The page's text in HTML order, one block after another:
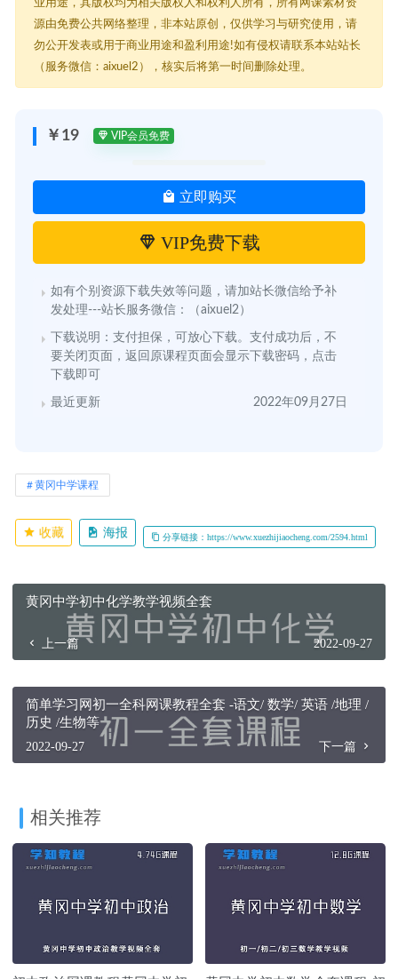
业用途，其版权均为相关版权人和权利人所有，所有网课素材资
源由免费公共网络整理，非本站原创，仅供学习与研究使用，请
勿公开发表或用于商业用途和盈利用途!如有侵权请联系本站站长
（服务微信：aixuel2），核实后将第一时间删除处理。
￥19 VIP会员免费
立即购买
VIP免费下载
如有个别资源下载失效等问题，请加站长微信给予补
发处理---站长服务微信：（aixuel2）
下载说明：支付担保，可放心下载。支付成功后，不
要关闭页面，返回原课程页面会显示下载密码，点击
下载即可
最近更新 2022年09月27日
黄冈中学课程
收藏 海报 分享链接：https://www.xuezhijiaocheng.com/2594.html
黄冈中学初中化学教学视频全套
上一篇 2022-09-27
简单学习网初一全科网课教程全套 -语文/ 数学/ 英语 /地理 /
历史 /生物等
2022-09-27 下一篇
相关推荐